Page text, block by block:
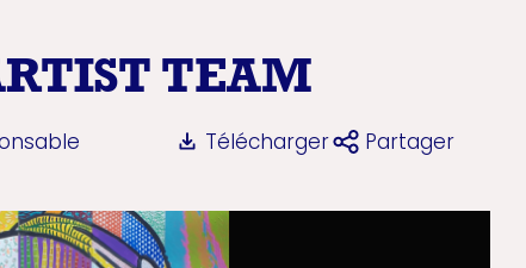
TEAM
Télécharger Partager